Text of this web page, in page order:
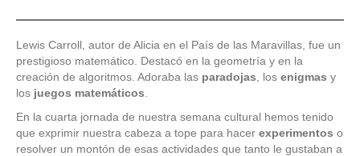
Lewis Carroll, autor de Alicia en el País de las Maravillas, fue un
prestigioso matemático. Destacó en la geometría y en la
creación de algoritmos. Adoraba las paradojas , los enigmas y
los juegos matemáticos
En la cuarta jornada de nuestra semana cultural hemos tenido
que exprimir nuestra cabeza a tope para hacer experimentos o
resolver un montón de esas actividades que tanto le gustaban a